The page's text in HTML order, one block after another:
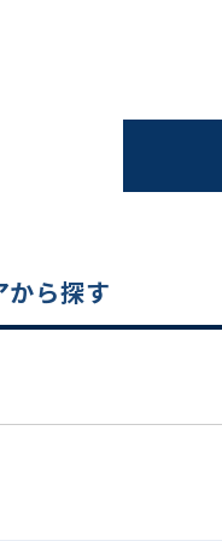
電話でお問い合わせ
から探す